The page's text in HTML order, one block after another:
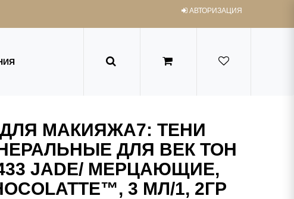
АВТОРИЗАЦИЯ
ДЛЯ МАКИЯЖА7: ТЕНИ
ДЛЯ ВЕК ТОН
JADE/ МЕРЦАЮЩИЕ,
3 МЛ/1, 2ГР